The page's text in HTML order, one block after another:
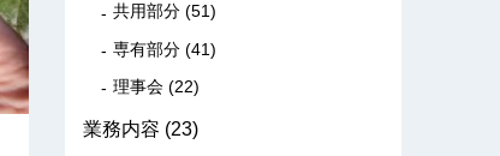
共用部分 (51)
専有部分 (41)
理事会 (22)
業務内容 (23)